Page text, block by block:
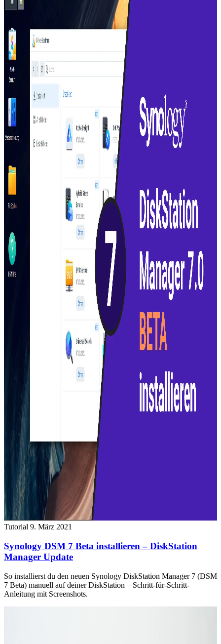
Tutorial 9. März 2021
Synology DSM 7 Beta installieren – DiskStation
Manager Update
So installierst du den neuen Synology DiskStation Manager 7 (DSM
7 Beta) manuell auf deiner DiskStation – Schritt-für-Schritt-
Anleitung mit Screenshots.